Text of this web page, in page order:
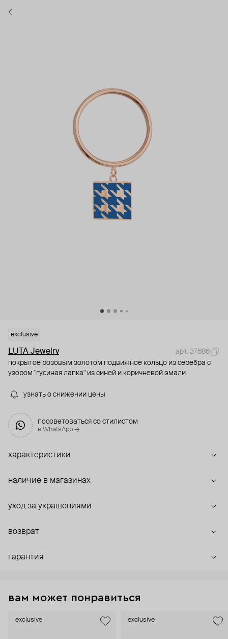
exclusive
LUTA Jewelry
арт. 37686
покрытое розовым золотом подвижное кольцо из серебра с
узором "гусиная лапка" из синей и коричневой эмали
узнать о снижении цены
посоветоваться со стилистом
в WhatsApp →
характеристики
наличие в магазинах
уход за украшениями
возврат
гарантия
вам может понравиться
exclusive exclusive